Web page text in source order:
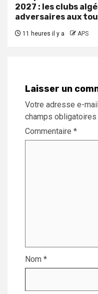
2027 : les clubs
adversaires aux
11 heures il y a APS
Laisser un
Votre adresse e-
champs
Commentaire *
Nom *